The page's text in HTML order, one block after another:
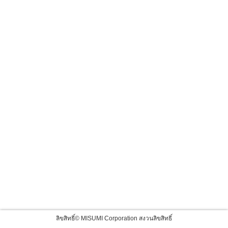
ลิขสิทธิ์© MISUMI Corporation สงวนลิขสิทธิ์